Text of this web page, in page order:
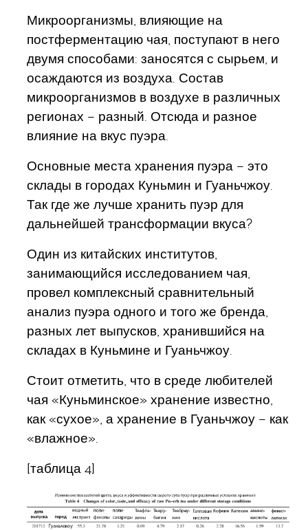
Микроорганизмы, влияющие на
постферментацию чая, поступают в него
двумя способами: заносятся с сырьем, и
осаждаются из воздуха. Состав
микроорганизмов в воздухе в различных
регионах – разный. Отсюда и разное
влияние на вкус пуэра.
Основные места хранения пуэра – это
склады в городах Куньмин и Гуаньчжоу.
Так где же лучше хранить пуэр для
дальнейшей трансформации вкуса?
Один из китайских институтов,
занимающийся исследованием чая,
провел комплексный сравнительный
анализ пуэра одного и того же бренда,
разных лет выпусков, хранившийся на
складах в Куньмине и Гуаньчжоу.
Стоит отметить, что в среде любителей
чая «Куньминское» хранение известно,
как «сухое», а хранение в Гуаньчжоу – как
«влажное».
[таблица 4]